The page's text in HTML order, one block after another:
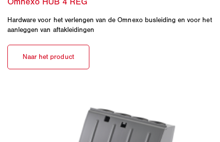
Hardware voor het verlengen van de Omnexo busleiding en voor het
aanleggen van aftakleidingen